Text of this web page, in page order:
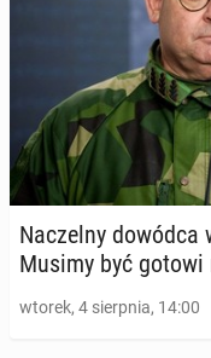
Na­czel­ny dowódca
Musimy być
wtorek, 4 sierpnia, 14:00